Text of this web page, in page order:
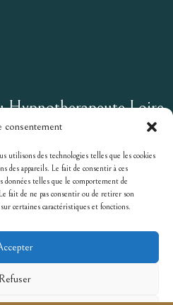
consentement
utilisons des technologies telles que les cookies
des appareils. Le fait de consentir à ces
données telles que le comportement de
fait de ne pas consentir ou de retirer son
certaines caractéristiques et fonctions.
Refuser
Loire
par
Kadence